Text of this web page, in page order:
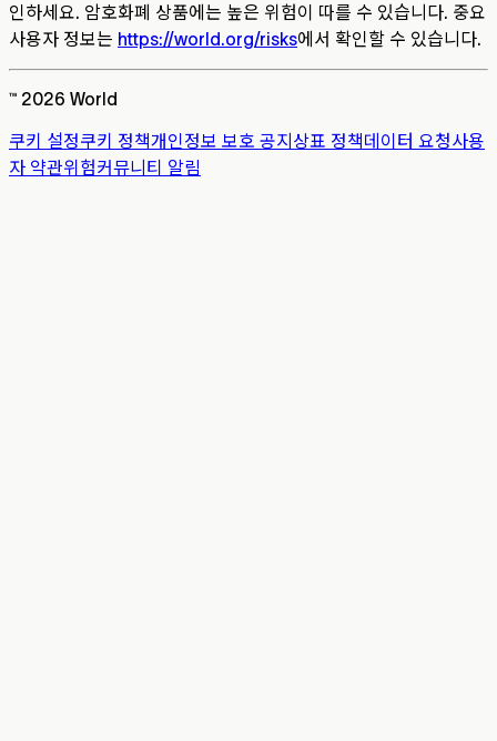
인하세요. 암호화폐 상품에는 높은 위험이 따를 수 있습니다. 중요
사용자 정보는 https://world.org/risks에서 확인할 수 있습니다.
™ 2026 World
쿠키 설정쿠키 정책개인정보 보호 공지 상표 정책 데이터 요청사용
자 약관위험커뮤니티 알림